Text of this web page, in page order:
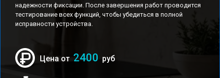
надежности фиксации. После завершения работ проводится
тестирование всех функций, чтобы убедиться в полной
исправности устройства.
Цена от 2400 руб